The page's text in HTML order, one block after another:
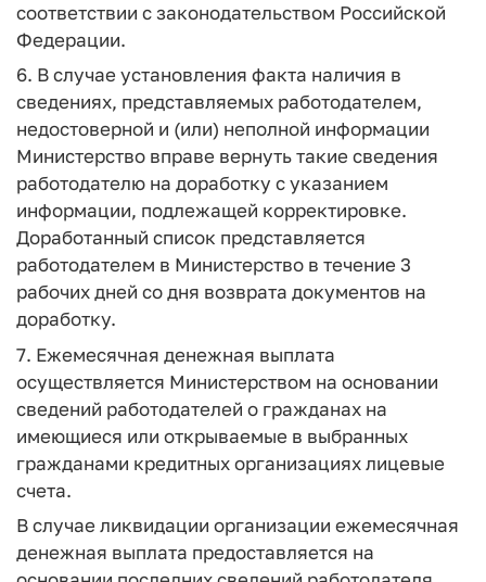
соответствии с законодательством Российской
Федерации.
6. В случае установления факта наличия в
сведениях, представляемых работодателем,
недостоверной и (или) неполной информации
Министерство вправе вернуть такие сведения
работодателю на доработку с указанием
информации, подлежащей корректировке.
Доработанный список представляется
работодателем в Министерство в течение 3
рабочих дней со дня возврата документов на
доработку.
7. Ежемесячная денежная выплата
осуществляется Министерством на основании
сведений работодателей о гражданах на
имеющиеся или открываемые в выбранных
гражданами кредитных организациях лицевые
счета.
В случае ликвидации организации ежемесячная
денежная выплата предоставляется на